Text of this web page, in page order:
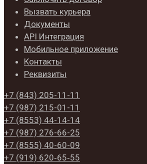
Вызвать курьера
Документы
API Интеграция
Мобильное приложение
Контакты
Реквизиты
+7 (843) 205-11-11
+7 (987) 215-01-11
+7 (8553) 44-14-14
+7 (987) 276-66-25
+7 (8555) 40-60-09
+7 (919) 620‑65‑55